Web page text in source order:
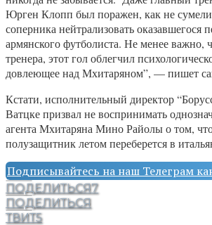
Юрген Клопп был поражен, как не
соперника нейтрализовать оказавшегося
армянского футболиста. Не менее важно,
тренера, этот гол облегчил
довлеющее над Мхитаряном”, — пишет
Кстати, исполнительный директор
Ватцке призвал не воспринимать
агента Мхитаряна Мино Райолы о том,
полузащитник летом переберется в
Подписывайтесь на наш Телеграм
ПОДЕЛИТЬСЯ7
ПОДЕЛИТЬСЯ
ТВИТ5